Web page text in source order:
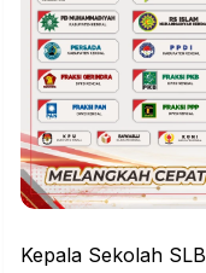
Kepala Sekolah